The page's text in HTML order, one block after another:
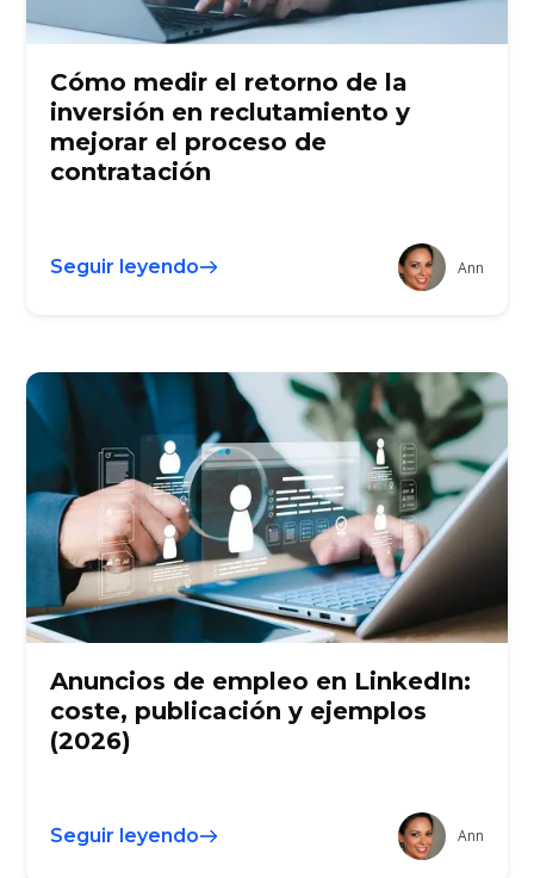
Cómo medir el retorno de la
inversión en reclutamiento y
mejorar el proceso de
contratación
Seguir leyendo Ann
Anuncios de empleo en LinkedIn:
coste, publicación y ejemplos
(2026)
Seguir leyendo Ann